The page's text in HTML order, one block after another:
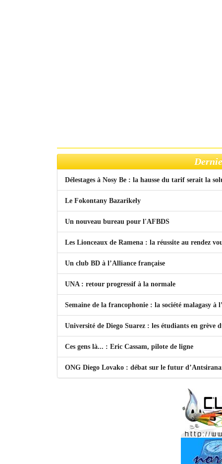
Délestages à Nosy Be : la hausse du tarif serait la
Le Fokontany Bazarikely
Un nouveau bureau pour l'AFBDS
Les Lionceaux de Ramena : la réussite au rendez
Un club BD à l’Alliance française
UNA : retour progressif à la normale
Semaine de la francophonie : la société malagasy à
Université de Diego Suarez : les étudiants en grève
Ces gens là... : Eric Cassam, pilote de ligne
ONG Diego Lovako : débat sur le futur